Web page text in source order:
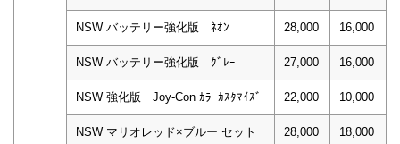
NSW バッテリー強化版 ﾈｵﾝ 28,000 16,000
NSW バッテリー強化版 ｸﾞﾚｰ 27,000 16,000
NSW 強化版 Joy-Con ｶﾗｰｶｽﾀﾏｲｽﾞ 22,000 10,000
NSW マリオレッド×ブルー セット 28,000 18,000